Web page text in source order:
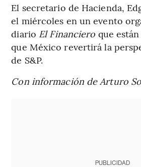
El secretario de Hacienda,
el miércoles en un evento
diario El Financiero que
que México revertirá la
de S&P.
Con información de Arturo
PUBLICIDAD